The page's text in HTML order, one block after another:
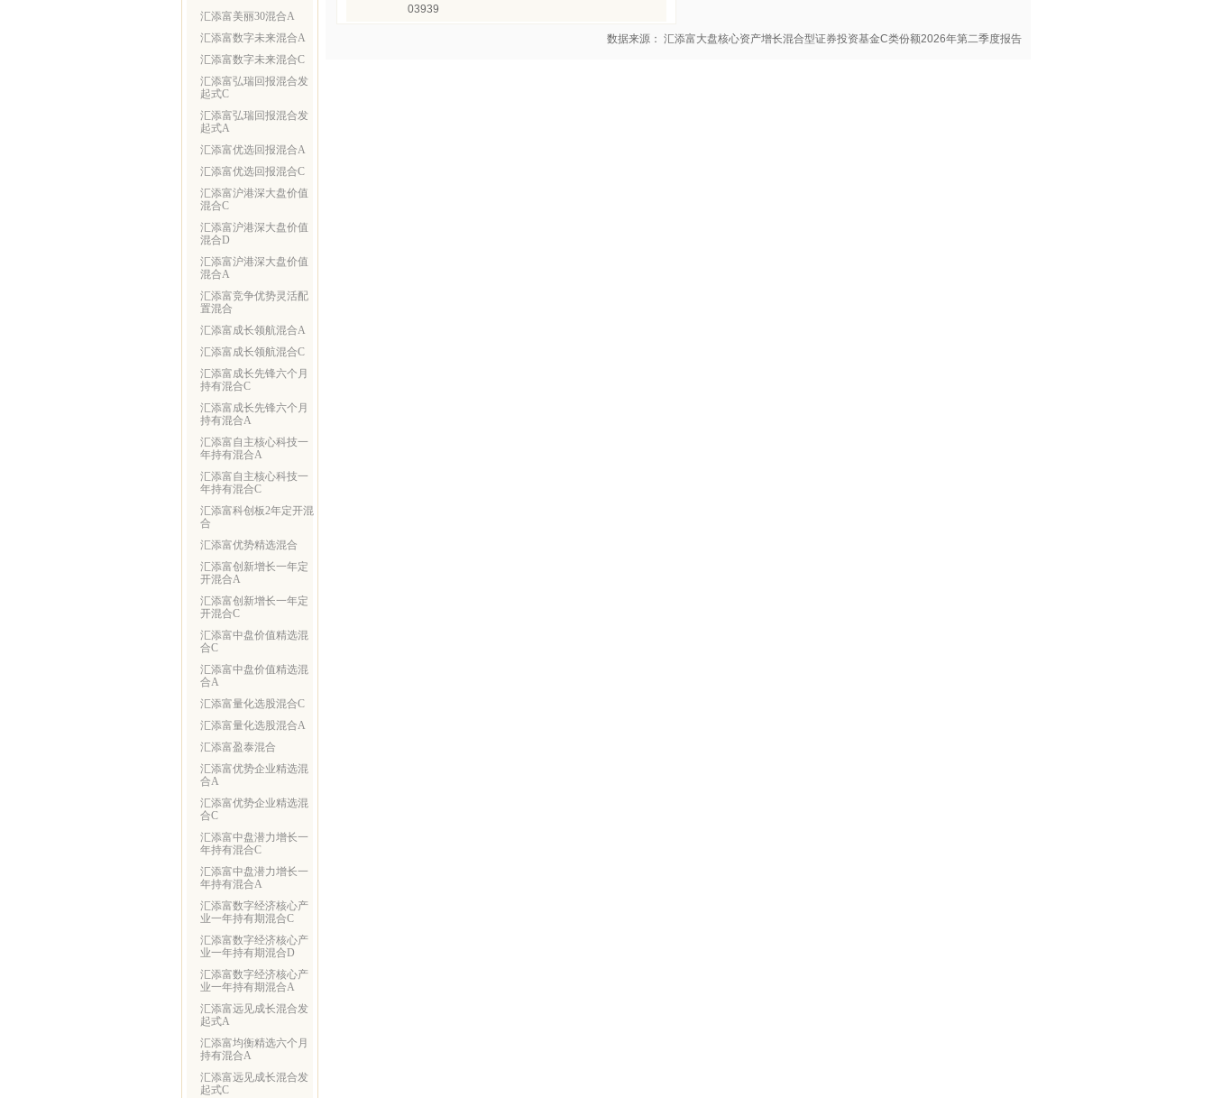
汇添富美丽30混合A
汇添富数字未来混合A
汇添富数字未来混合C
汇添富弘瑞回报混合发
起式C
汇添富弘瑞回报混合发
起式A
汇添富优选回报混合A
汇添富优选回报混合C
汇添富沪港深大盘价值
混合C
汇添富沪港深大盘价值
混合D
汇添富沪港深大盘价值
混合A
汇添富竞争优势灵活配
置混合
汇添富成长领航混合A
汇添富成长领航混合C
汇添富成长先锋六个月
持有混合C
汇添富成长先锋六个月
持有混合A
汇添富自主核心科技一
年持有混合A
汇添富自主核心科技一
年持有混合C
汇添富科创板2年定开混
合
汇添富优势精选混合
汇添富创新增长一年定
开混合A
汇添富创新增长一年定
开混合C
汇添富中盘价值精选混
合C
汇添富中盘价值精选混
合A
汇添富量化选股混合C
汇添富量化选股混合A
汇添富盈泰混合
汇添富优势企业精选混
合A
汇添富优势企业精选混
合C
汇添富中盘潜力增长一
年持有混合C
汇添富中盘潜力增长一
年持有混合A
汇添富数字经济核心产
业一年持有期混合C
汇添富数字经济核心产
业一年持有期混合D
汇添富数字经济核心产
业一年持有期混合A
汇添富远见成长混合发
起式A
汇添富均衡精选六个月
持有混合A
汇添富远见成长混合发
起式C
03939
数据来源： 汇添富大盘核心资产增长混合型证券投资基金C类份额2026年第二季度报告